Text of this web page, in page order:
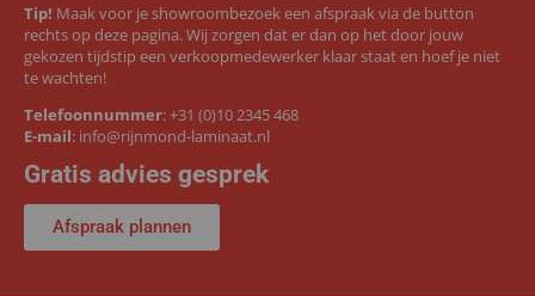
Tip! Maak voor je showroombezoek een afspraak via de button
rechts op deze pagina. Wij zorgen dat er dan op het door jouw
gekozen tijdstip een verkoopmedewerker klaar staat en hoef je niet
te wachten!
Telefoonnummer:+31 (0)10 2345 468
E-mail: info@rijnmond-laminaat.nl
Gratis advies gesprek
Afspraak plannen